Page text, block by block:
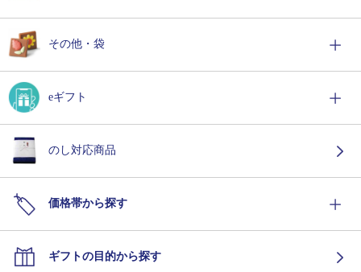
その他・袋
eギフト
のし対応商品
価格帯から探す
ギフトの目的から探す